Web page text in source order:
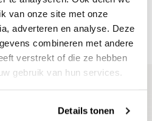
van onze site met onze
adverteren en analyse. Deze
combineren met andere
verstrekt of die ze hebben
gebruik van hun services.
Details tonen